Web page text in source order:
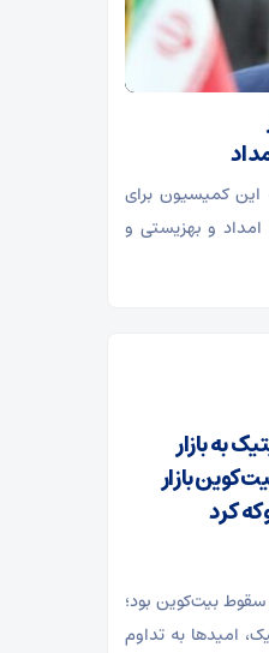
کمیسیون برای
و بهزیستی و
به بازار
بازار
کرد
در پنجشنبه ۱۸ دی شاهد سقوط بیت‌کوین بود؛
امیدها به تداوم